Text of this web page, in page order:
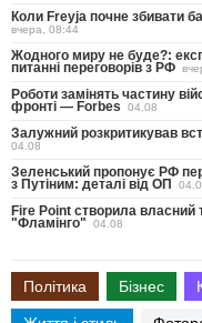
Коли Freyja почне збивати
вчера, 08:44
Жодного миру не буде?:
питанні переговорів з РФ
Роботи замінять частину
фронті — Forbes 04.08
Залужний розкритикував
04.08
Зеленський пропонує РФ
з Путіним: деталі від ОП
Fire Point створила власний
"Фламінго" 04.08
Політика Бізнес